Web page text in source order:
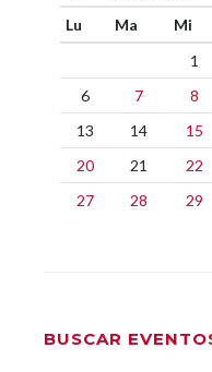
Lu
Ma Mi
1
6
7 8
13
14 15
20
21 22
27
28 29
BUSCAR